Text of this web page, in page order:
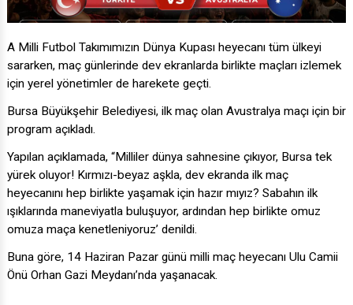
A ​Milli Futbol Takımımızın Dünya Kupası heyecanı tüm ülkeyi
sararken, maç günlerinde dev ekranlarda birlikte maçları izlemek
için yerel yönetimler de harekete geçti.
Bursa Büyükşehir Belediyesi, ilk maç olan Avustralya maçı için bir
program açıkladı.
Yapılan açıklamada, “Milliler dünya sahnesine çıkıyor, Bursa tek
yürek oluyor! Kırmızı-beyaz aşkla, dev ekranda ilk maç
heyecanını hep birlikte yaşamak için hazır mıyız? ​Sabahın ilk
ışıklarında maneviyatla buluşuyor, ardından hep birlikte omuz
omuza maça kenetleniyoruz’ denildi.
Buna göre, ​14 Haziran Pazar günü milli maç heyecanı Ulu Camii
Önü Orhan Gazi Meydanı’nda yaşanacak.